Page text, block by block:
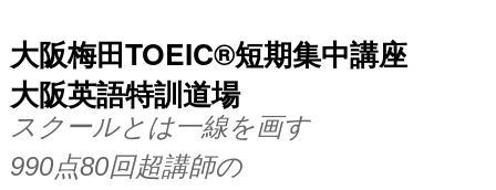
大阪梅田TOEIC®短期集中講座
大阪英語特訓道場
スクールとは一線を画す
990点80回超講師の